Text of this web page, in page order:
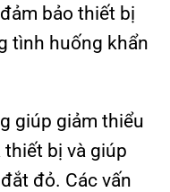
bảo thiết bị
tình huống khẩn
giúp giảm thiểu
bị và giúp
đỏ. Các vấn